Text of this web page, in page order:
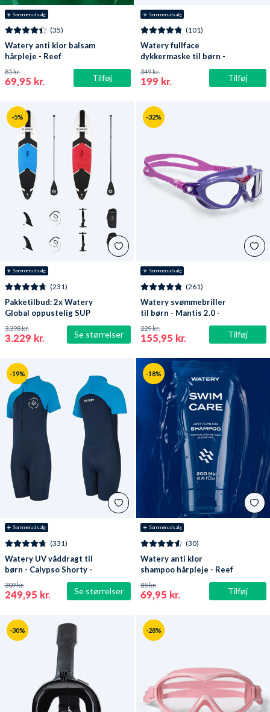
☀️ Sommerudsalg
Tilføj
(35)
Watery anti klor balsam
hårpleje - Reef
69,95 kr.
85 kr.
☀️ Sommerudsalg
Tilføj
(101)
Watery fullface
dykkermaske til børn -
Oxygen - Atlantic Blue
199 kr.
349 kr.
-5%
☀️ Sommerudsalg
Se størrelser
(231)
Pakketilbud: 2x Watery
Global oppustelig SUP
PaddleBoard 10'6
3.229 kr.
3.398 kr.
-32%
☀️ Sommerudsalg
Tilføj
(261)
Watery svømmebriller
til børn - Mantis 2.0 -
Lilla/klar
155,95 kr.
229 kr.
-19%
☀️ Sommerudsalg
Se størrelser
(331)
Watery UV våddragt til
børn - Calypso Shorty -
Mørkeblå
249,95 kr.
309 kr.
-18%
☀️ Sommerudsalg
Tilføj
(30)
Watery anti klor
shampoo hårpleje - Reef
69,95 kr.
85 kr.
-30% -28%